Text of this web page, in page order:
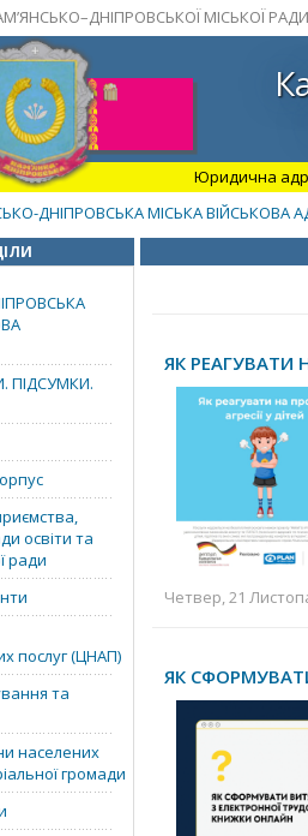
МІСЬКОЇ
Юридична
ДНІПРОВСЬКА МІСЬКА ВІЙСЬКОВА
ПІДСУМКИ.
освіти та
ради
послуг (ЦНАП)
та
населених
громади
ЯК РЕАГУВАТИ
Четвер, 21
ЯК